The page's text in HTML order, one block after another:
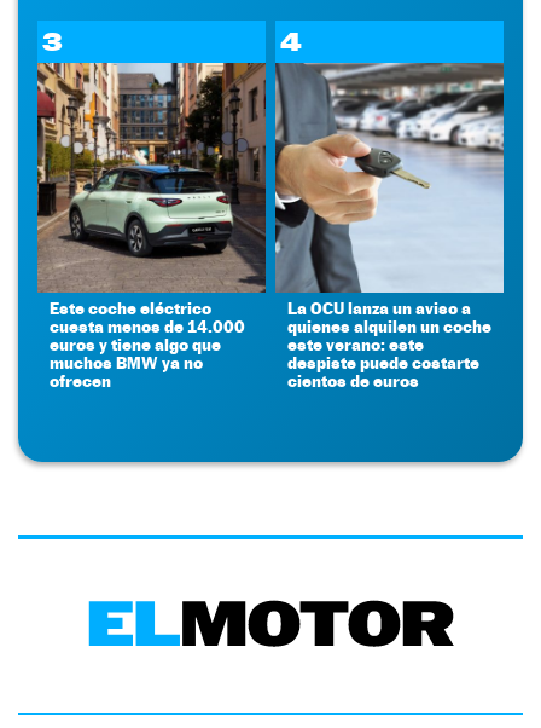
3
Este coche eléctrico
cuesta menos de 14.000
euros y tiene algo que
muchos BMW ya no
ofrecen
4
La OCU lanza un aviso a
quienes alquilen un coche
este verano: este
despiste puede costarte
cientos de euros